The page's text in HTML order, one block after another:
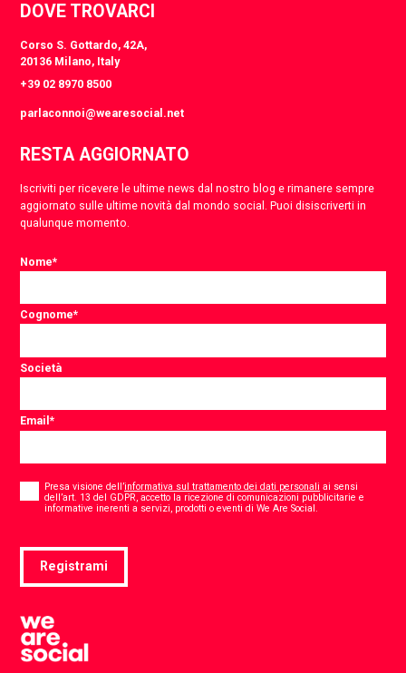
DOVE TROVARCI
Corso S. Gottardo, 42A,
20136 Milano, Italy
+39 02 8970 8500
parlaconnoi@wearesocial.net
RESTA AGGIORNATO
Iscriviti per ricevere le ultime news dal nostro blog e rimanere sempre
aggiornato sulle ultime novità dal mondo social. Puoi disiscriverti in
qualunque momento.
Nome*
Cognome*
Società
Email*
Consent
Presa visione dell’informativa sul trattamento dei dati personali ai sensi
dell’art. 13 del GDPR, accetto la ricezione di comunicazioni pubblicitarie e
informative inerenti a servizi, prodotti o eventi di We Are Social.
Registrami